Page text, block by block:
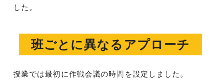
した。
班ごとに異なるアプローチ
授業では最初に作戦会議の時間を設定しました。